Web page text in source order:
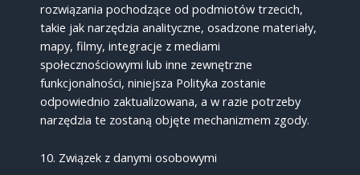
rozwiązania pochodzące od podmiotów trzecich,
takie jak narzędzia analityczne, osadzone materiały,
mapy, filmy, integracje z mediami
społecznościowymi lub inne zewnętrzne
funkcjonalności, niniejsza Polityka zostanie
odpowiednio zaktualizowana, a w razie potrzeby
narzędzia te zostaną objęte mechanizmem zgody.
10. Związek z danymi osobowymi